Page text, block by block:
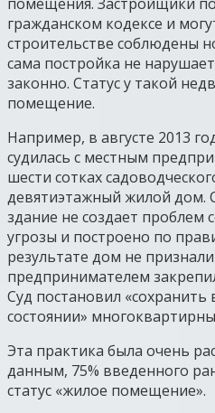
гражданском кодексе и
строительстве соблюдены
сама постройка не
законно. Статус у такой
помещение.
Например, в августе 2013
судилась с местным
шести сотках
девятиэтажный жилой дом.
здание не создает проблем
угрозы и построено по
результате дом не
предпринимателем
Суд постановил
состоянии»
Эта практика была очень
данным, 75% введенного
статус «жилое помещение».